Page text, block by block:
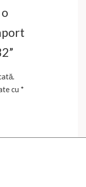
cu *